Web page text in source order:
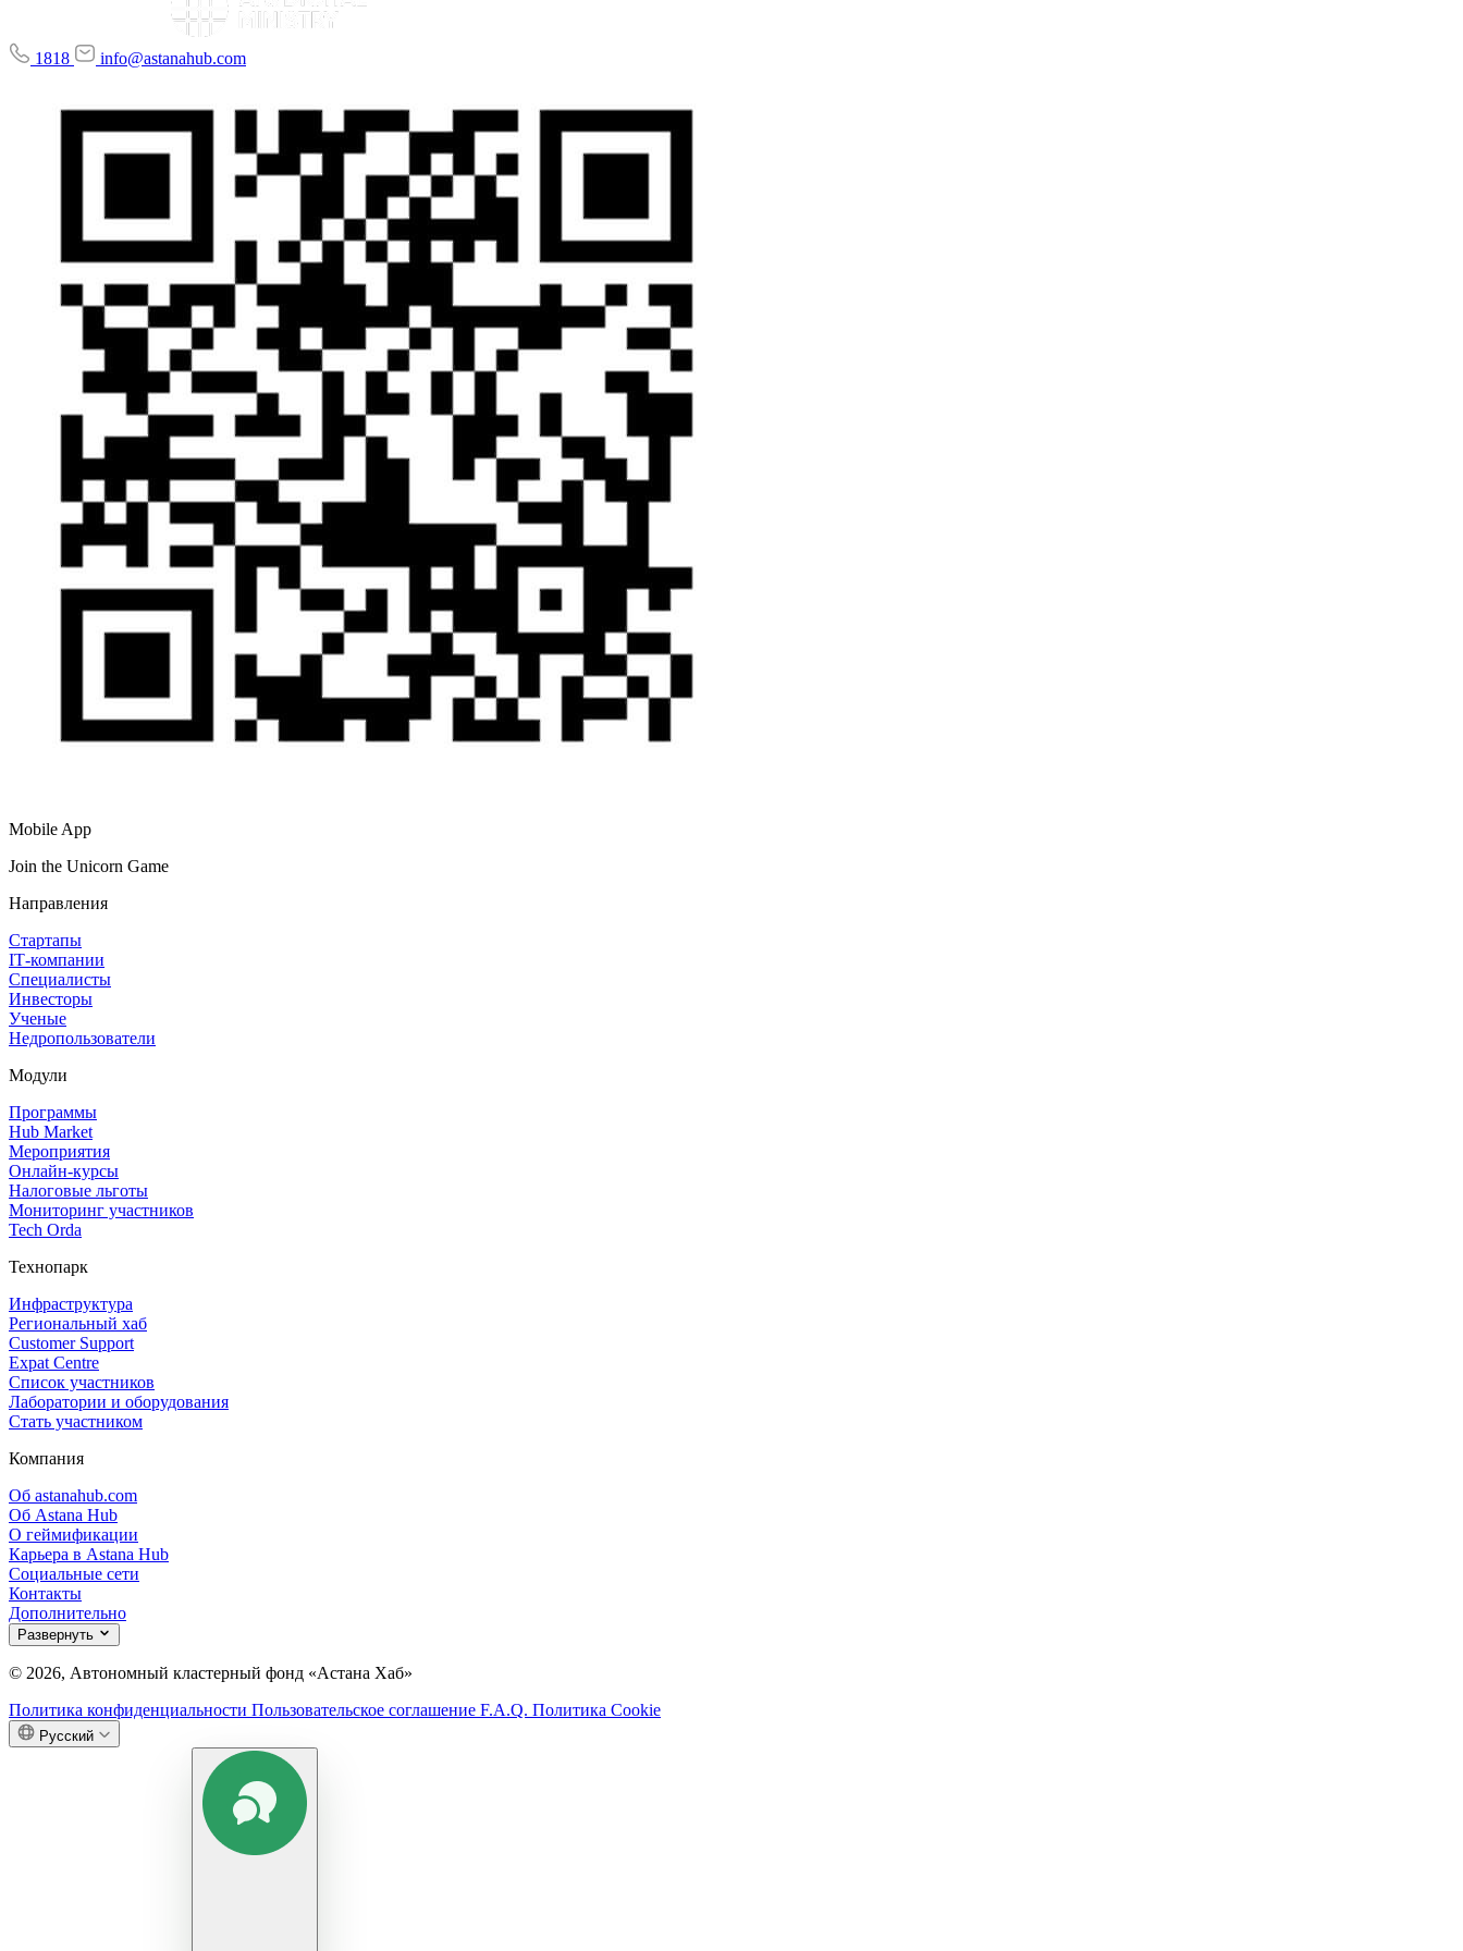
1818 info@astanahub.com
Mobile App
Join the Unicorn Game
Направления
Стартапы
IT‑компании
Специалисты
Инвесторы
Ученые
Недропользователи
Модули
Программы
Hub Market
Мероприятия
Онлайн‑курсы
Налоговые льготы
Мониторинг участников
Tech Orda
Технопарк
Инфраструктура
Региональный хаб
Customer Support
Expat Centre
Список участников
Лаборатории и оборудования
Стать участником
Компания
Об astanahub.com
Об Astana Hub
О геймификации
Карьера в Astana Hub
Социальные сети
Контакты
Дополнительно
Развернуть
© 2026, Автономный кластерный фонд «Астана Хаб»
Политика конфиденциальности Пользовательское соглашение F.A.Q. Политика Cookie
Русский